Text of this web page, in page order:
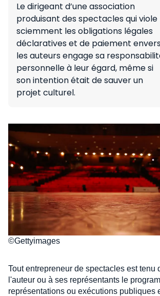
Le dirigeant d’une association
produisant des spectacles qui viole
sciemment les obligations légales
déclaratives et de paiement
les auteurs engage sa
personnelle à leur égard, même si
son intention était de sauver un
projet culturel.
©Gettyimages
Tout entrepreneur de spectacles est tenu
l'auteur ou à ses représentants le
représentations ou exécutions publiques